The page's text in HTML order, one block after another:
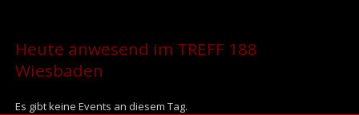
Heute anwesend im TREFF 188
Wiesbaden
Es gibt keine Events an diesem Tag.